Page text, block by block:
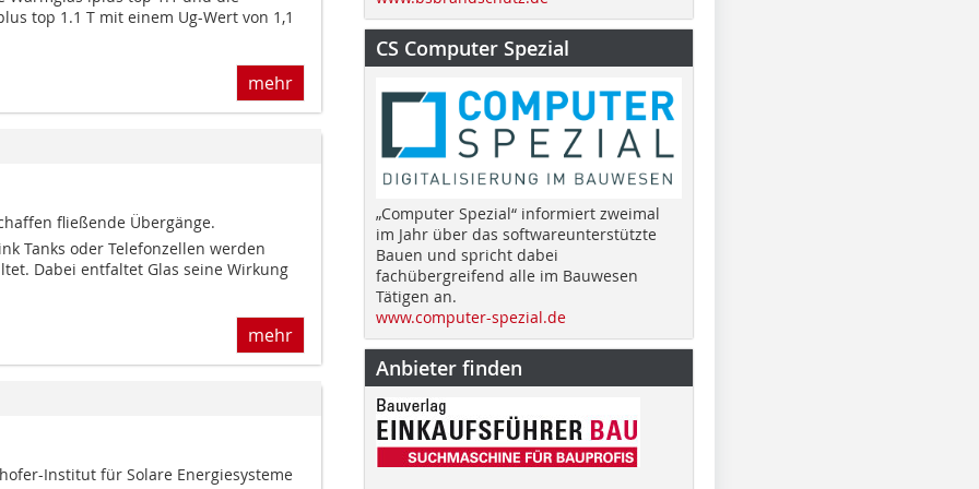
top 1.1 T mit einem Ug-Wert von 1,1
mehr
fließende Übergänge.
Tanks oder Telefonzellen werden
Dabei entfaltet Glas seine Wirkung
mehr
Institut für Solare Energiesysteme
CS Computer Spezial
„Computer Spezial“ informiert zweimal
im Jahr über das softwareunterstützte
Bauen und spricht dabei
fachübergreifend alle im Bauwesen
Tätigen an.
www.computer-spezial.de
Anbieter finden